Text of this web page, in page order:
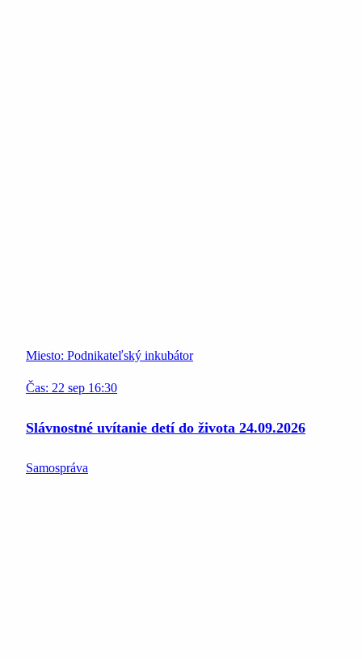
Miesto: Podnikateľský inkubátor
Čas: 22 sep 16:30
Slávnostné uvítanie detí do života 24.09.2026
Samospráva